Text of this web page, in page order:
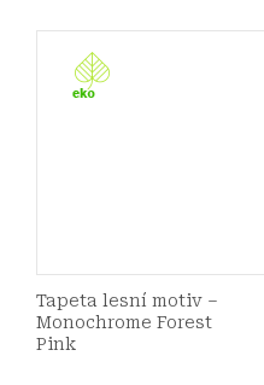
Tapeta lesní motiv –
Monochrome Forest
Pink